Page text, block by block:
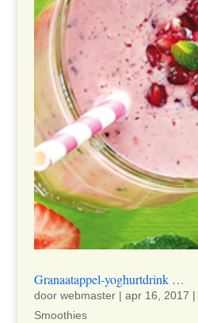
Granaatappel-yoghurtdrink …
door webmaster| apr 16, 2017 |
Smoothies